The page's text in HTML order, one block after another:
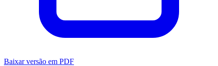
Baixar versão em PDF